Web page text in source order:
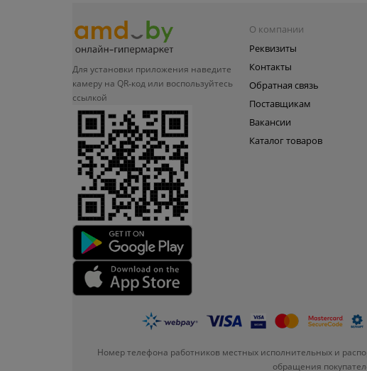
Для установки приложения наведите
камеру на QR‑код или воспользуйтесь
ссылкой
О компании
Реквизиты
Контакты
Обратная связь
Поставщикам
Вакансии
Каталог товаров
Номер телефона работников местных исполнительных и
обращения